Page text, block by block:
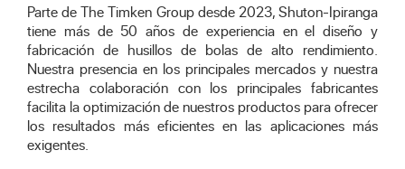
Parte de The Timken Group desde 2023, Shuton-Ipiranga
tiene más de 50 años de experiencia en el diseño y
fabricación de husillos de bolas de alto rendimiento.
Nuestra presencia en los principales mercados y nuestra
estrecha colaboración con los principales fabricantes
facilita la optimización de nuestros productos para ofrecer
los resultados más eficientes en las aplicaciones más
exigentes.